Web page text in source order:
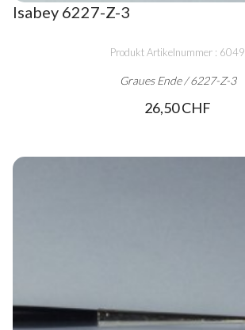
Isabey 6227-Z-3
Produkt Artikelnummer : 6049
Graues Ende / 6227-Z-3
26,50 CHF